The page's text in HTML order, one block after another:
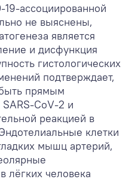
ассоциированной
не выяснены,
является
и дисфункция
гистологических
подтверждает,
прямым
CoV-2 и
реакцией в
клетки
мышц артерий,
лёгких человека